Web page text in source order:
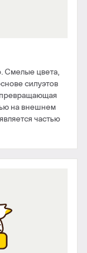
Смелые цвета,
силуэтов
на внешнем
частью